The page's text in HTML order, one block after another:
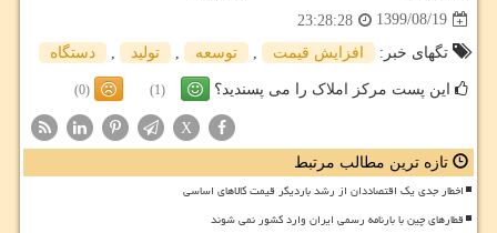
1399/08/19
23:28:28
تگهای خبر:
افزایش قیمت , توسعه , تولید , دستگاه
این پست مرکز املاک را می پسندید؟ (1)
(0)
X
تازه ترین مطالب مرتبط
اخطار جدی یک اقتصاددان از رشد باردیگر قیمت کالاهای اساسی
قطارهای چین با بارنامه رسمی ایران وارد کشور نمی شوند